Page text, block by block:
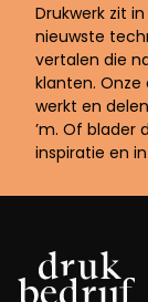
Drukwerk zit
nieuwste
vertalen die
klanten.
werkt en
’m. Of blader
inspiratie en